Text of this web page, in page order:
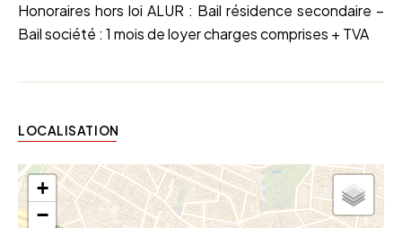
Honoraires hors loi ALUR : Bail résidence secondaire –
Bail société : 1 mois de loyer charges comprises + TVA
LOCALISATION
+
−